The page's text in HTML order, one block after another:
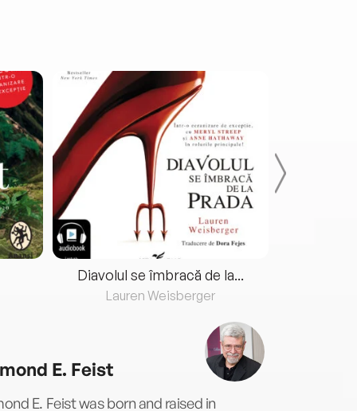
Diavolul se îmbracă de la...
Lauren Weisberger
E. Feist
E. Feist was born and raised in